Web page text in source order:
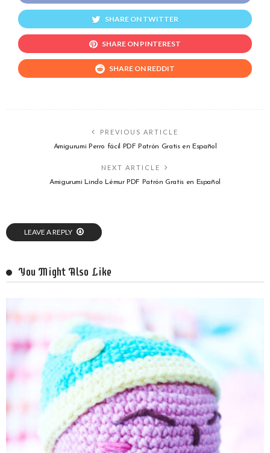
SHARE ON TWITTER
SHARE ON PINTEREST
SHARE ON REDDIT
PREVIOUS ARTICLE
Amigurumi Perro fácil PDF Patrón Gratis en Español
NEXT ARTICLE
Amigurumi Lindo Lémur PDF Patrón Gratis en Español
LEAVE A REPLY
You Might Also Like